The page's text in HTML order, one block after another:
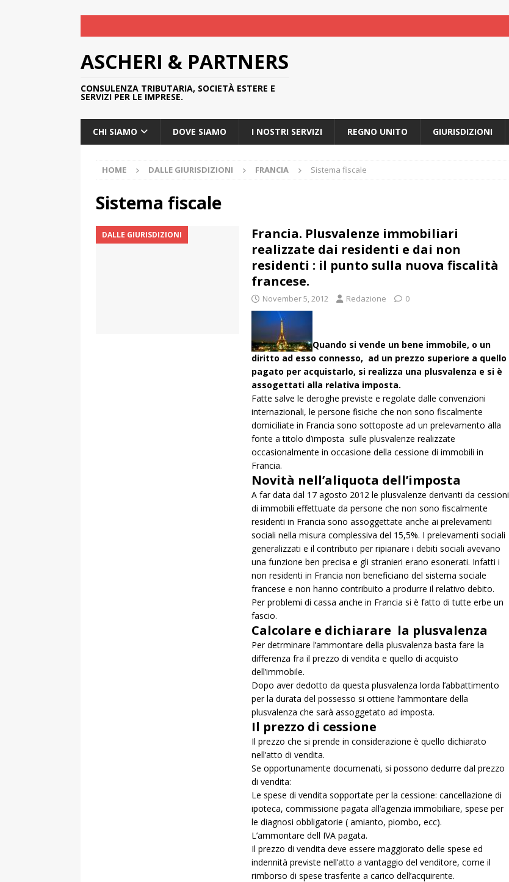
ASCHERI & PARTNERS
CONSULENZA TRIBUTARIA, SOCIETÀ ESTERE E
SERVIZI PER LE IMPRESE.
CHI SIAMO DOVE SIAMO I NOSTRI SERVIZI REGNO UNITO GIURISDIZIONI
HOME DALLE GIURISDIZIONI FRANCIA Sistema fiscale
Sistema fiscale
DALLE GIURISDIZIONI
Francia. Plusvalenze immobiliari
realizzate dai residenti e dai non
residenti : il punto sulla nuova fiscalità
francese.
November 5, 2012 Redazione 0
Quando si vende un bene immobile, o un
diritto ad esso connesso, ad un prezzo superiore a quello
pagato per acquistarlo, si realizza una plusvalenza e si è
assogettati alla relativa imposta.
Fatte salve le deroghe previste e regolate dalle convenzioni
internazionali, le persone fisiche che non sono fiscalmente
domiciliate in Francia sono sottoposte ad un prelevamento alla
fonte a titolo d’imposta sulle plusvalenze realizzate
occasionalmente in occasione della cessione di immobili in
Francia.
Novità nell’aliquota dell’imposta
A far data dal 17 agosto 2012 le plusvalenze derivanti da cessioni
di immobili effettuate da persone che non sono fiscalmente
residenti in Francia sono assoggettate anche ai prelevamenti
sociali nella misura complessiva del 15,5%. I prelevamenti sociali
generalizzati e il contributo per ripianare i debiti sociali avevano
una funzione ben precisa e gli stranieri erano esonerati. Infatti i
non residenti in Francia non beneficiano del sistema sociale
francese e non hanno contribuito a produrre il relativo debito.
Per problemi di cassa anche in Francia si è fatto di tutte erbe un
fascio.
Calcolare e dichiarare la plusvalenza
Per detrminare l’ammontare della plusvalenza basta fare la
differenza fra il prezzo di vendita e quello di acquisto
dell’immobile.
Dopo aver dedotto da questa plusvalenza lorda l’abbattimento
per la durata del possesso si ottiene l’ammontare della
plusvalenza che sarà assoggetato ad imposta.
Il prezzo di cessione
Il prezzo che si prende in considerazione è quello dichiarato
nell’atto di vendita.
Se opportunamente documenati, si possono dedurre dal prezzo
di vendita:
Le spese di vendita sopportate per la cessione: cancellazione di
ipoteca, commissione pagata all’agenzia immobiliare, spese per
le diagnosi obbligatorie ( amianto, piombo, ecc).
L’ammontare dell IVA pagata.
Il prezzo di vendita deve essere maggiorato delle spese ed
indennità previste nell’atto a vantaggio del venditore, come il
rimborso di spese trasferite a carico dell’acquirente.